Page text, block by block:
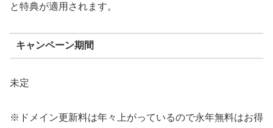
と特典が適用されます。
キャンペーン期間
未定
※ドメイン更新料は年々上がっているので永年無料はお得